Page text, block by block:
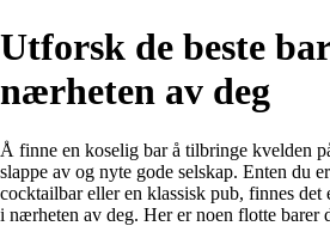
Utforsk de beste
nærheten av deg
Å finne en koselig bar å tilbringe kvelden
slappe av og nyte gode selskap. Enten du
cocktailbar eller en klassisk pub, finnes
i nærheten av deg. Her er noen flotte barer